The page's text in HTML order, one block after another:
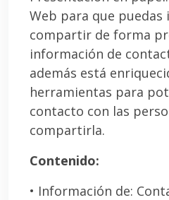
Web para que
compartir de forma
información de
además está
herramientas para
contacto con las
compartirla.
Contenido:
• Información de: